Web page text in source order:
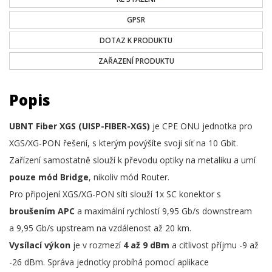
GPSR
DOTAZ K PRODUKTU
ZAŘAZENÍ PRODUKTU
Popis
UBNT Fiber XGS (UISP-FIBER-XGS) je CPE ONU jednotka pro
XGS/XG-PON řešení, s kterým povýšíte svoji síť na 10 Gbit.
Zařízení samostatně slouží k převodu optiky na metaliku a umí
pouze mód Bridge, nikoliv mód Router.
Pro připojení XGS/XG-PON síti slouží 1x SC konektor s
broušením APC a maximální rychlostí 9,95 Gb/s downstream
a 9,95 Gb/s upstream na vzdálenost až 20 km.
Vysílací výkon je v rozmezí 4 až 9 dBm a citlivost příjmu -9 až
-26 dBm. Správa jednotky probíhá pomocí aplikace